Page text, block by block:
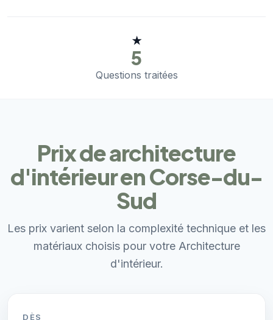
★
5
Questions traitées
Prix de architecture
d'intérieur en Corse-du-
Sud
Les prix varient selon la complexité technique et les
matériaux choisis pour votre Architecture
d'intérieur.
DÈS